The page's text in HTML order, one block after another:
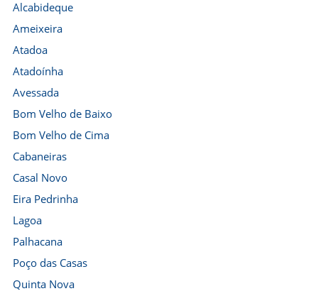
Alcabideque
Ameixeira
Atadoa
Atadoínha
Avessada
Bom Velho de Baixo
Bom Velho de Cima
Cabaneiras
Casal Novo
Eira Pedrinha
Lagoa
Palhacana
Poço das Casas
Quinta Nova